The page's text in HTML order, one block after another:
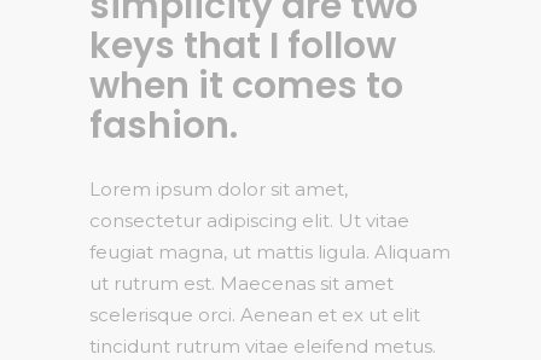
keys that I follow
when it comes to
fashion.
Lorem ipsum dolor sit amet,
consectetur adipiscing elit. Ut vitae
feugiat magna, ut mattis ligula. Aliquam
ut rutrum est. Maecenas sit amet
scelerisque orci. Aenean et ex ut elit
tincidunt rutrum vitae eleifend metus.